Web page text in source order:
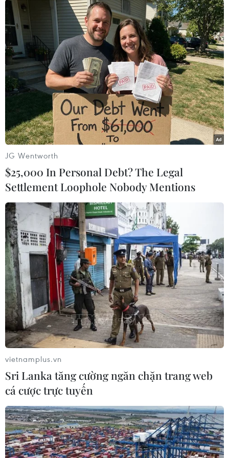
bị ảnh hưởng nặng nề bởi đại dịch COVID-19.
Các biện pháp này đã giúp thúc đẩy thị trường
chứng khoán ngay cả khi nền kinh tế Mỹ vẫn
đang "oằn mình" trong khó khăn do dịch bệnh./.
(TTXVN/Vietnam+)
#Kinh tế Mỹ #Fed #COVID-19
#Tỷ lệ thất nghiệp
#Việc làm
Mỹ
TIN LIÊN QUAN
JG Wentworth
$25,000 In Personal Debt? The Legal
Settlement Loophole Nobody Mentions
vietnamplus.vn
Sri Lanka tăng cường ngăn chặn trang web
cá cược trực tuyến